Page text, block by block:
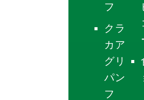
フ
クラ
カア
グリ
パン
フ